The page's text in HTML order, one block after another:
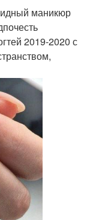
маникюр
2019-2020 с